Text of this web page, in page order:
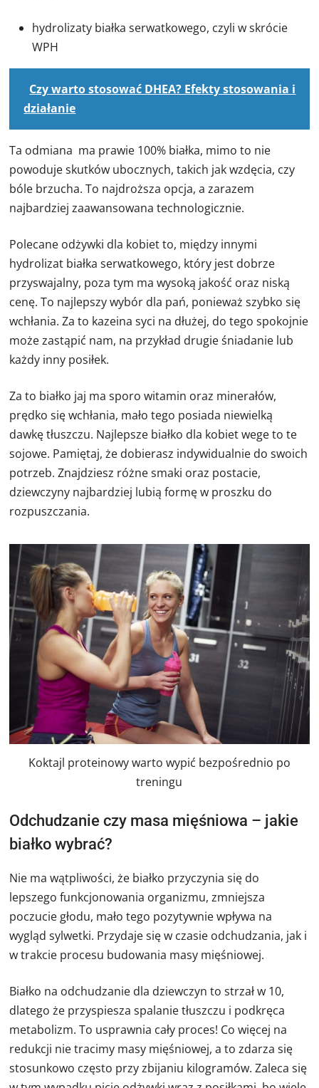
hydrolizaty białka serwatkowego, czyli w skrócie
WPH
Czy warto stosować DHEA? Efekty stosowania i
działanie
Ta odmiana ma prawie 100% białka, mimo to nie
powoduje skutków ubocznych, takich jak wzdęcia, czy
bóle brzucha. To najdroższa opcja, a zarazem
najbardziej zaawansowana technologicznie.
Polecane odżywki dla kobiet to, między innymi
hydrolizat białka serwatkowego, który jest dobrze
przyswajalny, poza tym ma wysoką jakość oraz niską
cenę. To najlepszy wybór dla pań, ponieważ szybko się
wchłania. Za to kazeina syci na dłużej, do tego spokojnie
może zastąpić nam, na przykład drugie śniadanie lub
każdy inny posiłek.
Za to białko jaj ma sporo witamin oraz minerałów,
prędko się wchłania, mało tego posiada niewielką
dawkę tłuszczu. Najlepsze białko dla kobiet wege to te
sojowe. Pamiętaj, że dobierasz indywidualnie do swoich
potrzeb. Znajdziesz różne smaki oraz postacie,
dziewczyny najbardziej lubią formę w proszku do
rozpuszczania.
Koktajl proteinowy warto wypić bezpośrednio po
treningu
Odchudzanie czy masa mięśniowa – jakie
białko wybrać?
Nie ma wątpliwości, że białko przyczynia się do
lepszego funkcjonowania organizmu, zmniejsza
poczucie głodu, mało tego pozytywnie wpływa na
wygląd sylwetki. Przydaje się w czasie odchudzania, jak i
w trakcie procesu budowania masy mięśniowej.
Białko na odchudzanie dla dziewczyn to strzał w 10,
dlatego że przyspiesza spalanie tłuszczu i podkręca
metabolizm. To usprawnia cały proces! Co więcej na
redukcji nie tracimy masy mięśniowej, a to zdarza się
stosunkowo często przy zbijaniu kilogramów. Zaleca się